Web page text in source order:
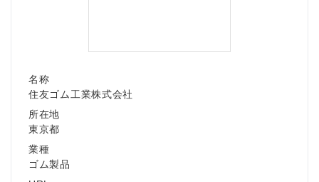
名称
住友ゴム工業株式会社
所在地
東京都
業種
ゴム製品